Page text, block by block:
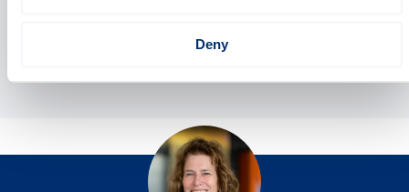
Deny
Omschrijving Programmalijn DS-JMDP